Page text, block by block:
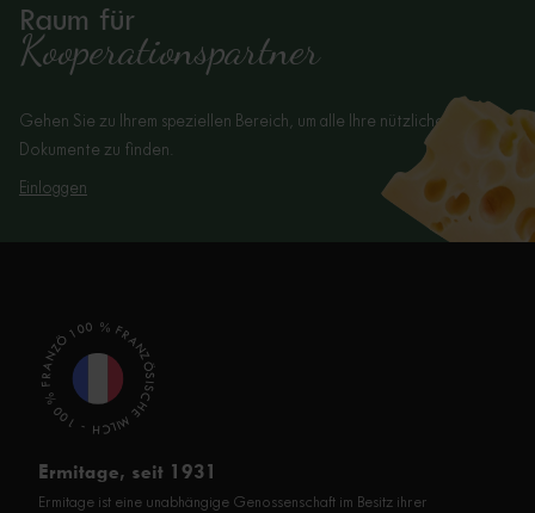
Raum für
Kooperationspartner
Gehen Sie zu Ihrem speziellen Bereich, um alle Ihre nützlichen
Dokumente zu finden.
Einloggen
100 % FRANZÖSISCHE MILCH - 100 % FRANZÖSISCHE MILCH -
Ermitage, seit 1931
Ermitage ist eine unabhängige Genossenschaft im Besitz ihrer